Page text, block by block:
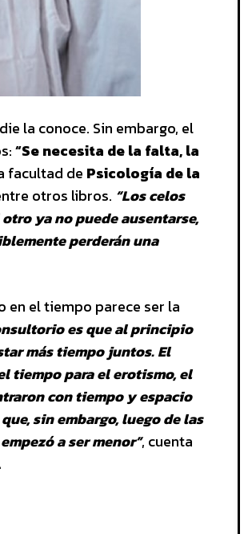
la conoce. Sin embargo, el
“Se necesita de la falta, la
facultad de Psicología de la
otros libros. “Los celos
ya no puede ausentarse,
perderán una
en el tiempo parece ser la
es que al principio
más tiempo juntos. El
tiempo para el erotismo, el
con tiempo y espacio
sin embargo, luego de las
a ser menor”, cuenta